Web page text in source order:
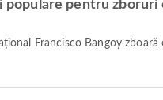
populare pentru
Francisco Bangoy